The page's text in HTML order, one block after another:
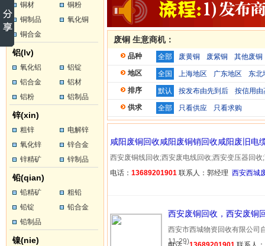
铜材
铜粉
铜制品
氧化铜
铜合金
铝(lv)
氧化铝
铝锭
铝合金
铝材
铝粉
铝制品
锌(xin)
粗锌
电解锌
氧化锌
锌合金
锌精矿
锌制品
铅(qian)
铅精矿
粗铅
铅锭
铅合金
铅制品
镍(nie)
废铜 生意商机：
品种 全部 废黄铜 废紫铜
其他废铜
地区
全国 上海地区 广东地区
东北
排序
默认 按发布由先到后
按信用由
供求
全部 只看供应 只看求购
咸阳废铜回收咸阳废铜销回收咸阳废旧电
西安废铜线回收;西安废电线回收;西安变压器回
电话： 13689201901 联系人：郭经理 西安西城
西安废铜回收，西安废铜
西安市西城物资回收有限公
11-29)